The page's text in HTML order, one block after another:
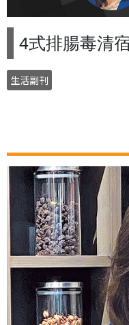
4式排腸毒清
生活副刊